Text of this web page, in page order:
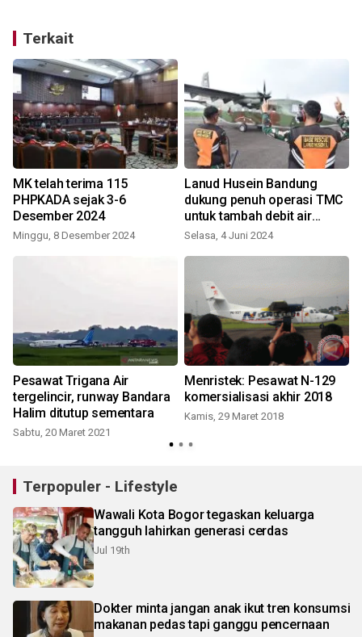
Terkait
MK telah terima 115
PHPKADA sejak 3-6
Desember 2024
Minggu, 8 Desember 2024
Lanud Husein Bandung
dukung penuh operasi TMC
untuk tambah debit air
waduk sesuai target
Selasa, 4 Juni 2024
Pesawat Trigana Air
tergelincir, runway Bandara
Halim ditutup sementara
Sabtu, 20 Maret 2021
Menristek: Pesawat N-129
komersialisasi akhir 2018
Kamis, 29 Maret 2018
Terpopuler - Lifestyle
Wawali Kota Bogor tegaskan keluarga
tangguh lahirkan generasi cerdas
Jul 19th
Dokter minta jangan anak ikut tren konsumsi
makanan pedas tapi ganggu pencernaan